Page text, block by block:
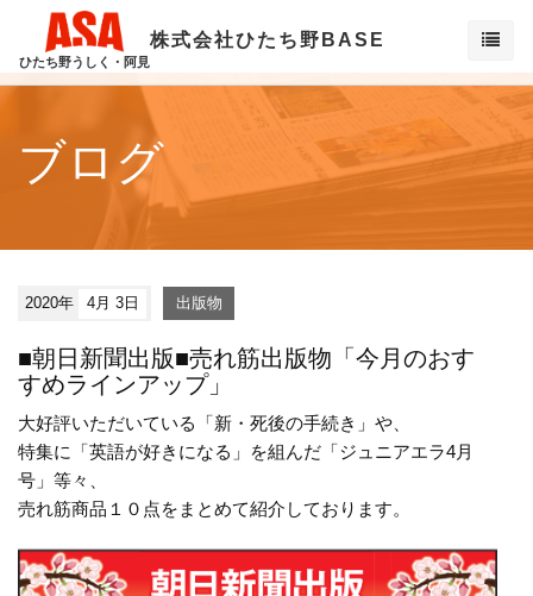
ひたち野うしく・阿見
株式会社ひたち野BASE
ブログ
2020年 4月 3日 出版物
■朝日新聞出版■売れ筋出版物「今月のおす
すめラインアップ」
大好評いただいている「新・死後の手続き」や、
特集に「英語が好きになる」を組んだ「ジュニアエラ4月
号」等々、
売れ筋商品１０点をまとめて紹介しております。